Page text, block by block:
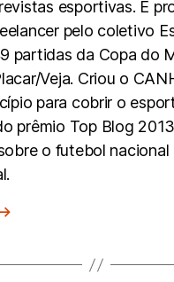
esportivas. É
pelo coletivo
partidas da Copa do
Veja. Criou o
para cobrir o
prêmio Top Blog
o futebol nacional
→